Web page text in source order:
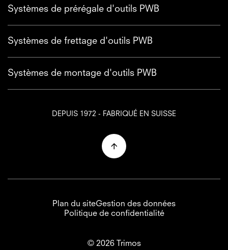
Systèmes de prérégale d'outils PWB
Systèmes de frettage d'outils PWB
Systèmes de montage d'outils PWB
DEPUIS 1972 - FABRIQUÉ EN SUISSE
Plan du siteGestion des données
Politique de confidentialité
© 2026 Trimos